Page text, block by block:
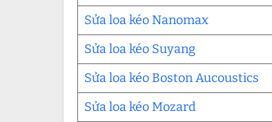
Sửa loa kéo Nanomax
Sửa loa kéo Suyang
Sửa loa kéo Boston Aucoustics
Sửa loa kéo Mozard